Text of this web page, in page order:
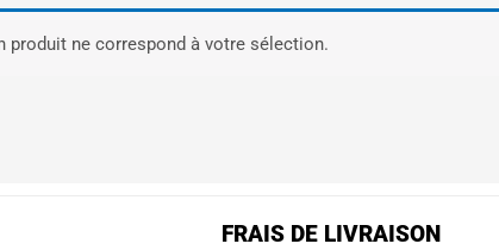
produit ne correspond à votre sélection.
FRAIS DE LIVRAISON